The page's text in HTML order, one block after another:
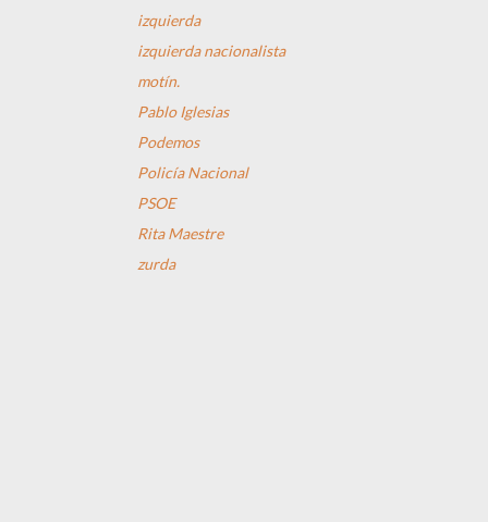
izquierda
izquierda nacionalista
motín.
Pablo Iglesias
Podemos
Policía Nacional
PSOE
Rita Maestre
zurda